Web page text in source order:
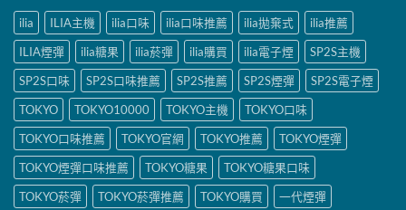
ilia ILIA主機 ilia口味 ilia口味推薦 ilia拋棄式
ilia推薦
ILIA煙彈
ilia糖果 ilia菸彈 ilia購買 ilia電子煙
SP2S主機
SP2S口味
SP2S口味推薦 SP2S推薦 SP2S煙彈
SP2S電子煙
TOKYO
TOKYO10000 TOKYO主機
TOKYO口味
TOKYO口味推薦
TOKYO官網 TOKYO推薦
TOKYO煙彈
TOKYO煙彈口味推薦
TOKYO糖果
TOKYO糖果口味
TOKYO菸彈
TOKYO菸彈推薦 TOKYO購買
一代煙彈